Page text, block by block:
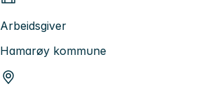
Arbeidsgiver
Hamarøy kommune